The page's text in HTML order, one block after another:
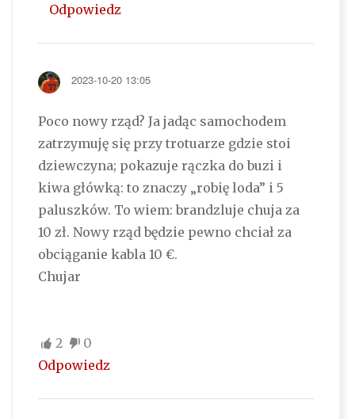
Odpowiedz
2023-10-20 13:05
Poco nowy rząd? Ja jadąc samochodem
zatrzymuję się przy trotuarze gdzie stoi
dziewczyna; pokazuje rączka do buzi i
kiwa główką: to znaczy „robię loda” i 5
paluszków. To wiem: brandzluje chuja za
10 zł. Nowy rząd będzie pewno chciał za
obciąganie kabla 10 €.
Chujar
2
0
Odpowiedz